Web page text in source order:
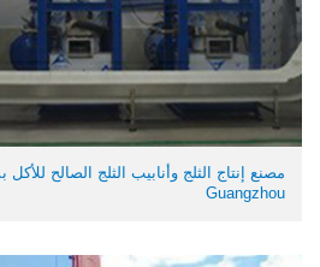
Guangzhou